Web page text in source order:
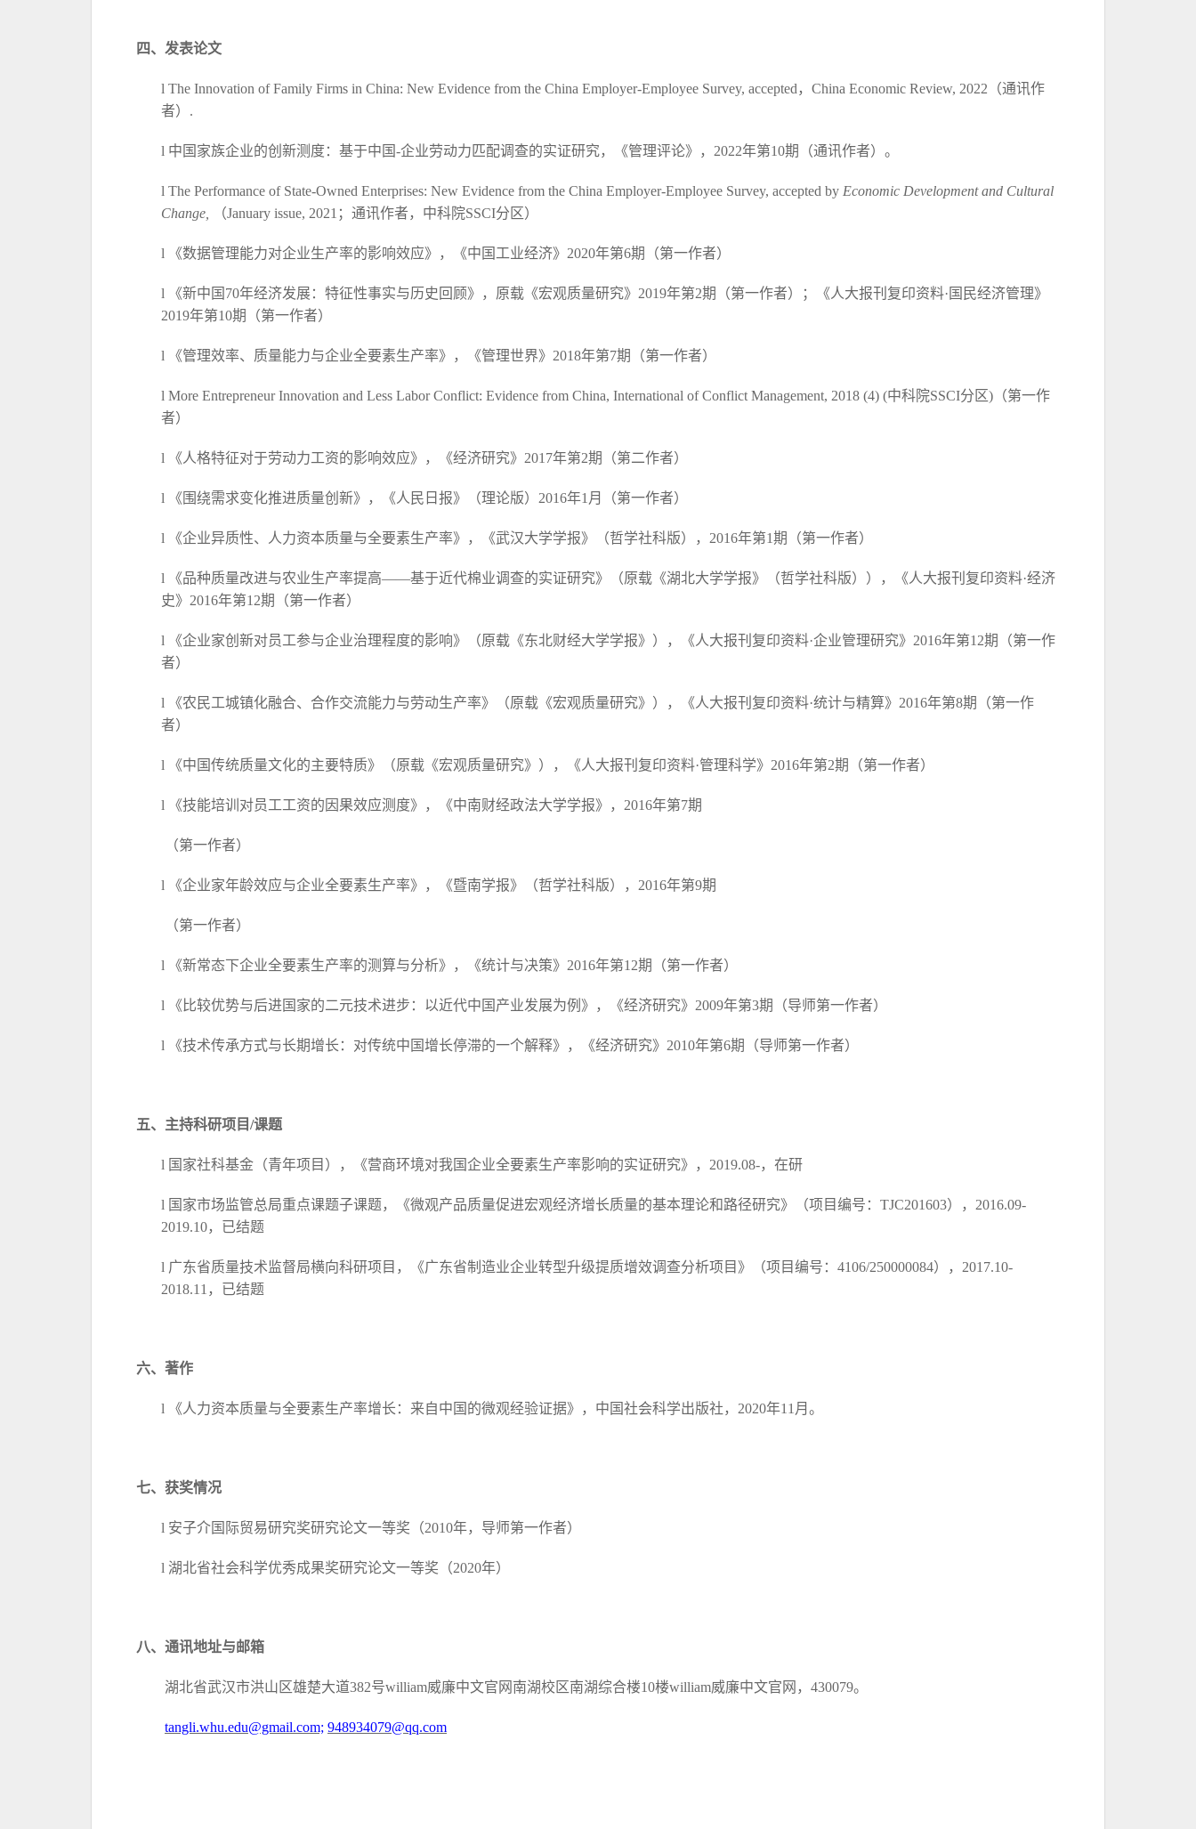
四、 发表论文
l The Innovation of Family Firms in China: New Evidence from the China Employer-Employee Survey, accepted，China Economic Review, 2022（通讯作
者）.
l 中国家族企业的创新测度：基于中国-企业劳动力匹配调查的实证研究，《管理评论》，2022年第10期（通讯作者）。
l The Performance of State-Owned Enterprises: New Evidence from the China Employer-Employee Survey, accepted by Economic Development and Cultural
Change,
（January issue, 2021；通讯作者，中科院SSCI分区）
l 《数据管理能力对企业生产率的影响效应》，《中国工业经济》 2020年第6期（第一作者）
l 《新中国 70年经济发展：特征性事实与历史回顾》，原载《宏观质量研究》2019年第2期（第一作者）；《人大报刊复印资料·国民经济管理》
2019年第10期（第一作者）
l 《管理效率、质量能力与企业全要素生产率》，《管理世界》 2018年第7期（第一作者）
l More Entrepreneur Innovation and Less Labor Conflict: Evidence from China, International of Conflict Management, 2018 (4) (中科院SSCI分区)（第一作
者）
l 《人格特征对于劳动力工资的影响效应》，《经济研究》 2017年第2期（第二作者）
l 《 围绕需求变化推进质量创新》，《人民日报》（理论版） 2016年1月（第一作者）
l 《企业异质性、人力资本质量与全要素生产率》，《武汉大学学报》（哲学社科版）， 2016年第1期（第一作者）
l 《品种质量改进与农业生产率提高——基于近代棉业调查的实证研究》（原载《湖北大学学报》（哲学社科版）），《人大报刊复印资料·经济
史》2016年第12期（第一作者）
l 《企业家创新对员工参与企业治理程度的影响》（原载《东北财经大学学报》），《人大报刊复印资料·企业管理研究》2016年第12期（第一作
者）
l 《农民工城镇化融合、合作交流能力与劳动生产率》（原载《宏观质量研究》），《人大报刊复印资料·统计与精算》2016年第8期（第一作
者）
l 《中国传统质量文化的主要特质》（原载《宏观质量研究》）， 《人大报刊复印资料·管理科学》2016年第2期 （第一作者）
l 《技能培训对员工工资的因果效应测度》，《中南财经政法大学学报》， 2016年第7期
（第一作者）
l 《企业家年龄效应与企业全要素生产率》，《暨南学报》（哲学社科版）， 2016年第9期
（第一作者）
l 《新常态下企业全要素生产率的测算与分析》，《统计与决策》 2016年第12期（第一作者）
l 《比较优势与后进国家的二元技术进步：以近代中国产业发展为例》，《经济研究》 2009年第3期（导师第一作者）
l 《技术传承方式与长期增长：对传统中国增长停滞的一个解释》，《经济研究》 2010年第6期（导师第一作者）
五、 主持科研项目 /课题
l 国家社科基金（青年项目），《营商环境对我国企业全要素生产率影响的实证研究》， 2019.08-，在研
l 国家市场监管总局重点课题子课题，《微观产品质量促进宏观经济增长质量的基本理论和路径研究》（项目编号 ： TJC201603） ， 2016.09-
2019.10，已结题
l 广东省质量技术监督局横向科研项目， 《广东省制造业企业转型升级提质增效调查分析项目 》（项目编号： 4106/250000084），2017.10-
2018.11，已结题
六、 著作
l 《人力资本质量与全要素生产率增长：来自中国的微观经验证据》，中国社会科学出版社， 2020年11月。
七、 获奖情况
l 安子介国际贸易研究奖研究论文一等奖 （2010年，导师第一作者）
l 湖北省社会科学优秀成果奖研究论文一等奖（2020年）
八、 通讯地址与邮箱
湖北省武汉市洪山区雄楚大道382号william威廉中文官网南湖校区南湖综合楼10楼william威廉中文官网，430079。
tangli.whu.edu@gmail.com; 948934079@qq.com